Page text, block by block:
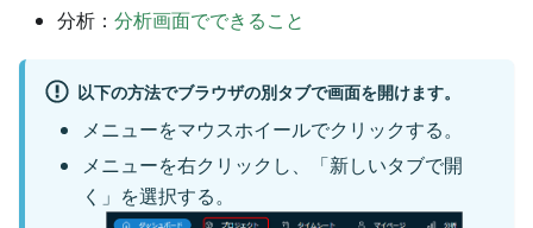
分析： 分析画面でできること
以下の方法でブラウザの別タブで画面を開けます。
メニューをマウスホイールでクリックする。
メニューを右クリックし、「新しいタブで開
く」を選択する。